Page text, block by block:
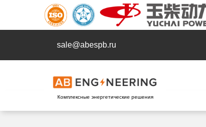
sale@abespb.ru
Комплексные энергетические решения